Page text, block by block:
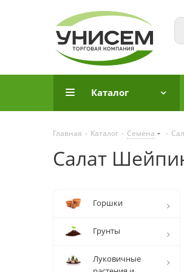
Каталог
Главная - Каталог - Семена -
Салат
Горшки
Грунты
Луковичные